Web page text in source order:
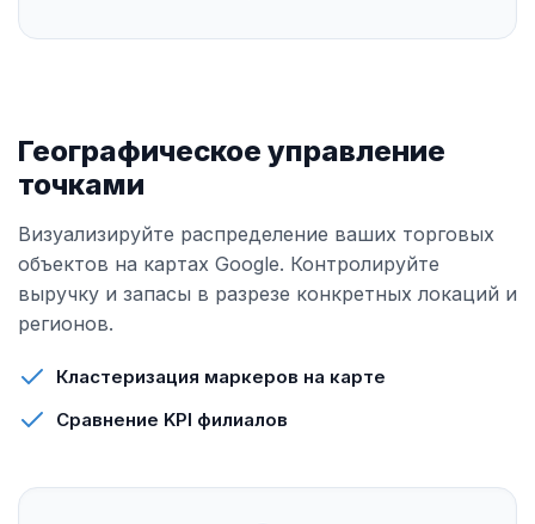
Географическое управление
точками
Визуализируйте распределение ваших торговых
объектов на картах Google. Контролируйте
выручку и запасы в разрезе конкретных локаций и
регионов.
Кластеризация маркеров на карте
Сравнение KPI филиалов